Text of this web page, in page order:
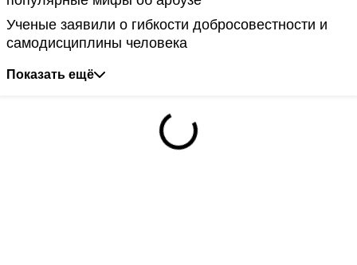
Ученые заявили о гибкости добросовестности и
самодисциплины человека
Показать ещё